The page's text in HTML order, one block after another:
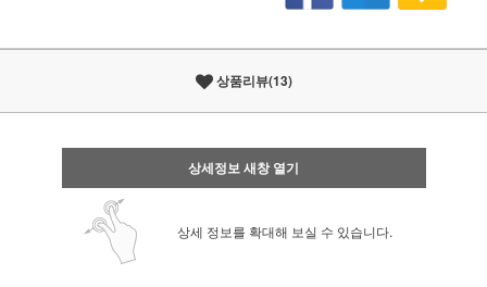
상품리뷰(13)
상세정보 새창 열기
상세 정보를 확대해 보실 수 있습니다.